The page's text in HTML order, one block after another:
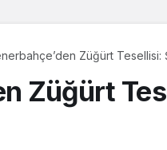
Züğürt Tesellisi:
Züğürt